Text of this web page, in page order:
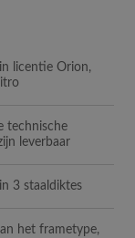
licentie Orion,
technische
leverbaar
3 staaldiktes
het frametype,